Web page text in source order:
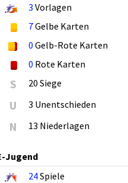
3 Vorlagen
7Gelbe Karten
0 Gelb-Rote Karten
0 Rote Karten
S 20 Siege
U 3 Unentschieden
N 13 Niederlagen
Jugend
24Spiele